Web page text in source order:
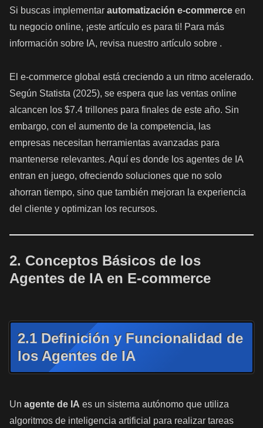
Si buscas implementar automatización e-commerce en
tu negocio online, ¡este artículo es para ti! Para más
información sobre IA, revisa nuestro artículo sobre .
El e-commerce global está creciendo a un ritmo acelerado.
Según Statista (2025), se espera que las ventas online
alcancen los $7.4 trillones para finales de este año. Sin
embargo, con el aumento de la competencia, las
empresas necesitan herramientas avanzadas para
mantenerse relevantes. Aquí es donde los agentes de IA
entran en juego, ofreciendo soluciones que no solo
ahorran tiempo, sino que también mejoran la experiencia
del cliente y optimizan los recursos.
2. Conceptos Básicos de los
Agentes de IA en E-commerce
2.1 Definición y Funcionalidad de
los Agentes de IA
Un agente de IA es un sistema autónomo que utiliza
algoritmos de inteligencia artificial para realizar tareas